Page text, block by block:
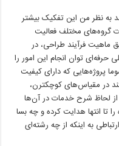
به نظر من این تفکیک بیشتر
گروه‌های مختلف فعالیت
فرآیند طراحی، در
توان انجام این امور را
پروژه‌هایی که دارای کیفیت
در مقیاس‌های کوچکترن،
لحاظ شرح خدمات در آن‌ها
تا انتها هدایت کرده و چه بسا
به اینکه از چه رشته‌ای